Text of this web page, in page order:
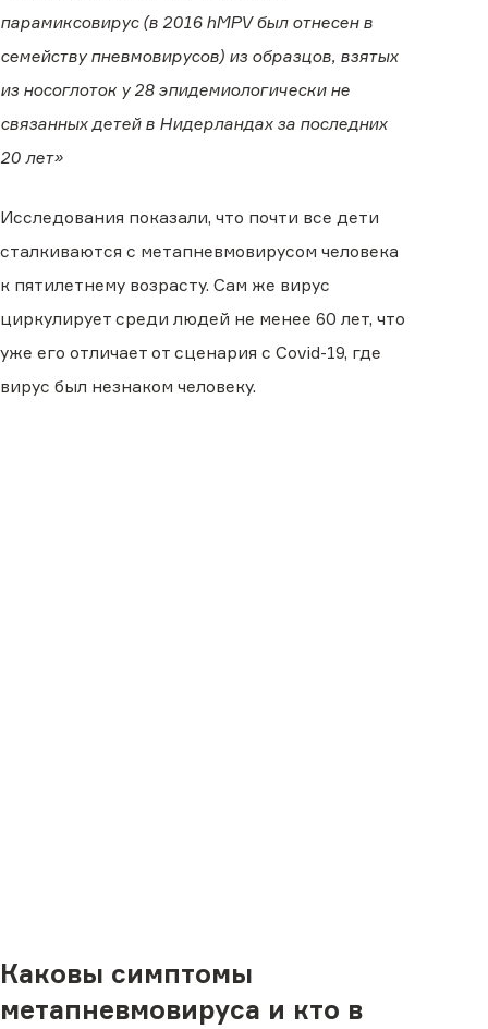
парамиксовирус (в 2016 hMPV был отнесен в
семейству пневмовирусов) из образцов, взятых
из носоглоток у 28 эпидемиологически не
связанных детей в Нидерландах за последних
20 лет»
Исследования показали, что почти все дети
сталкиваются с метапневмовирусом человека
к пятилетнему возрасту. Сам же вирус
циркулирует среди людей не менее 60 лет, что
уже его отличает от сценария с Covid-19, где
вирус был незнаком человеку.
Каковы симптомы
метапневмовируса и кто в